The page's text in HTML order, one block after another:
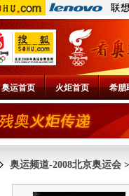
奥运首页 火炬首页 希腊
奥运频道-2008北京奥运会 >